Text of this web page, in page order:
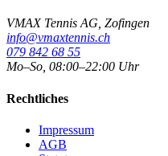
VMAX Tennis AG, Zofingen
info@vmaxtennis.ch
079 842 68 55
Mo–So, 08:00–22:00 Uhr
Rechtliches
Impressum
AGB